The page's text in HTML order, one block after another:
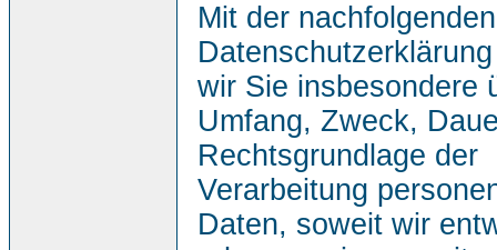
Mit der nachfolgenden
wir Sie insbesondere
Umfang, Zweck,
Rechtsgrundlage der
Verarbeitung
Daten, soweit wir